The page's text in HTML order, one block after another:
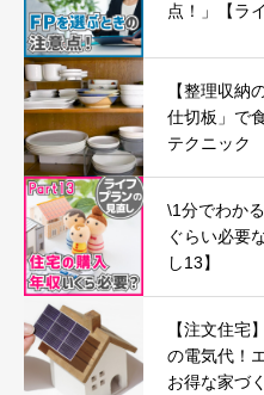
点！」【ラ
【整理収納
仕切板」で
テクニック
\1分でわか
ぐらい必要
し13】
【注文住宅
の電気代！
お得な家づ